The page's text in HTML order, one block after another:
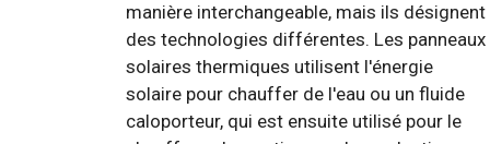
manière interchangeable, mais ils désignent
des technologies différentes. Les panneaux
solaires thermiques utilisent l'énergie
solaire pour chauffer de l'eau ou un fluide
caloporteur, qui est ensuite utilisé pour le